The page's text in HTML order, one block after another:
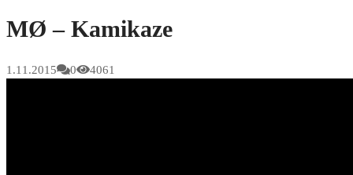
MØ – Kamikaze
1.11.2015 0 4061